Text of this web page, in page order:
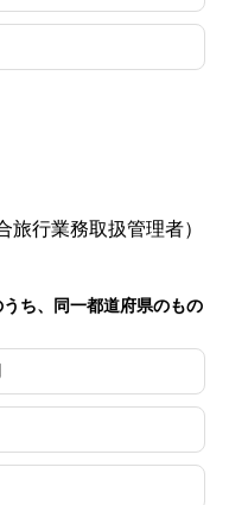
旅行業務取扱管理者）
ち、同一都道府県のもの